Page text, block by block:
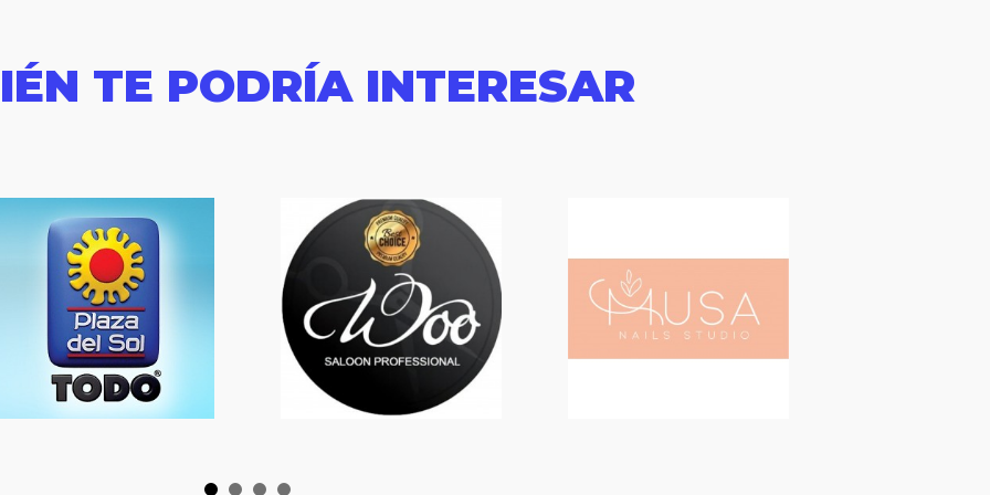
TE PODRÍA INTERESAR